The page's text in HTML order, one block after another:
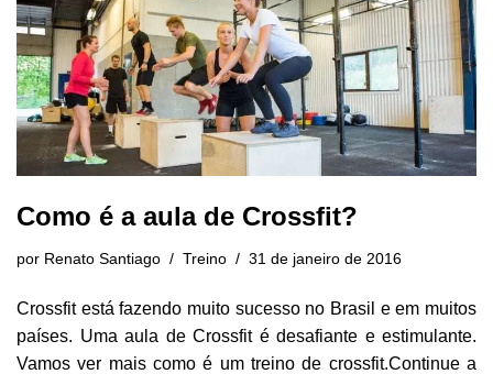
Como é a aula de Crossfit?
por Renato Santiago Treino 31 de janeiro de 2016
Crossfit está fazendo muito sucesso no Brasil e em muitos
países. Uma aula de Crossfit é desafiante e estimulante.
Vamos ver mais como é um treino de crossfit.Continue a